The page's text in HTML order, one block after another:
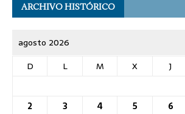
ARCHIVO HISTÓRICO
agosto 2026
D
L M X J
2
3 4 5 6